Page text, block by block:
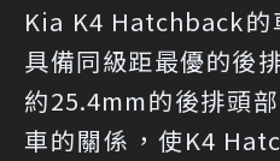
Kia K4 Hatchback
具備同級距最優的後
約25.4mm的後排頭
車的關係，使K4